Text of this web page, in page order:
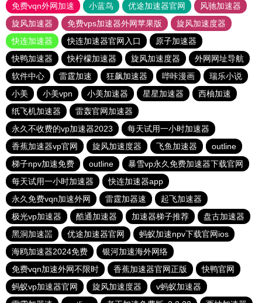
免费vqn外网加速
小蓝鸟 优途加速器官网
风驰加速器
旋风加速器
免费vps加速器外网苹果版
旋风加速度器
快连加速器
快连加速器官网入口
原子加速器
快鸭加速器
快柠檬加速器 旋风加速度器
外网网址导航
软件中心
雷霆加速 狂飙加速器 哔咔漫画
瑞乐小说
小美
小美vpn 小美加速器 星星加速器
西柚加速
纸飞机加速器
雷轰官网加速器
永久不收费的vp加速器2023
每天试用一小时加速器
香蕉加速器vp官网
旋风加速度器 飞鱼加速器
outline
梯子npv加速免费
outline
暴雪vp永久免费加速器下载官网
每天试用一小时加速器
快连加速器app
永久免费vqn加速外网
雷霆加器速
起飞加速器
极光vp加速器
酷通加速器 加速器梯子推荐
盘古加速器
黑洞加速噐
优途加速器官网
蚂蚁加速npv下载官网ios
海鸥加速器2024免费
银河加速海外网络
免费vqn加速外网不限时
香蕉加速器官网正版
快鸭官网
蚂蚁vp加速器官网
旋风加速度器
v蚂蚁加速器